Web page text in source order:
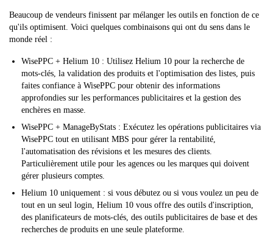
Beaucoup de vendeurs finissent par mélanger les outils en fonction de ce
qu'ils optimisent. Voici quelques combinaisons qui ont du sens dans le
monde réel :
WisePPC + Helium 10 : Utilisez Helium 10 pour la recherche de
mots-clés, la validation des produits et l'optimisation des listes, puis
faites confiance à WisePPC pour obtenir des informations
approfondies sur les performances publicitaires et la gestion des
enchères en masse.
WisePPC + ManageByStats : Exécutez les opérations publicitaires via
WisePPC tout en utilisant MBS pour gérer la rentabilité,
l'automatisation des révisions et les mesures des clients.
Particulièrement utile pour les agences ou les marques qui doivent
gérer plusieurs comptes.
Helium 10 uniquement : si vous débutez ou si vous voulez un peu de
tout en un seul login, Helium 10 vous offre des outils d'inscription,
des planificateurs de mots-clés, des outils publicitaires de base et des
recherches de produits en une seule plateforme.